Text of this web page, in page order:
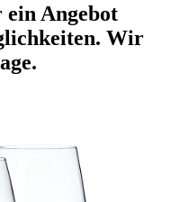
ein Angebot
Wir